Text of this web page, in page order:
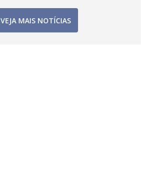
VEJA MAIS NOTÍCIAS